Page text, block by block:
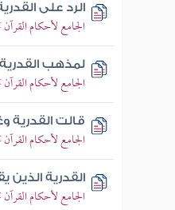
الرد على
الجامع لأحكام
لمذهب القدرية
الجامع لأحكام
قالت القدرية
الجامع لأحكام
القدرية الذين
الجامع لأحكام